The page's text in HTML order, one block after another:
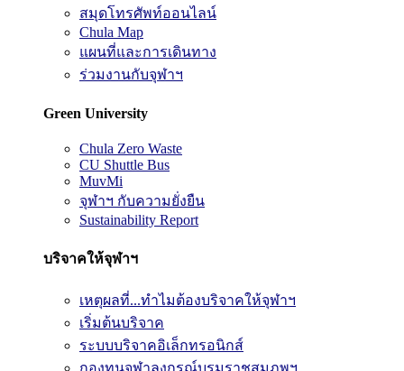
สมุดโทรศัพท์ออนไลน์
Chula Map
แผนที่และการเดินทาง
ร่วมงานกับจุฬาฯ
Green University
Chula Zero Waste
CU Shuttle Bus
MuvMi
จุฬาฯ กับความยั่งยืน
Sustainability Report
บริจาคให้จุฬาฯ
เหตุผลที่...ทำไมต้องบริจาคให้จุฬาฯ
เริ่มต้นบริจาค
ระบบบริจาคอิเล็กทรอนิกส์